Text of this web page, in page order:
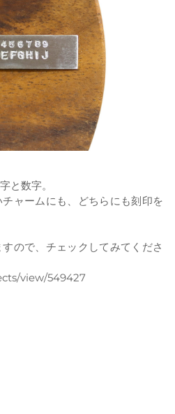
と数字。
ャームにも、どちらにも刻印を
ので、チェックしてみてくださ
view/549427